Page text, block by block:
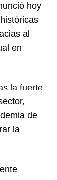
hoy
al
en
la fuerte
de
la